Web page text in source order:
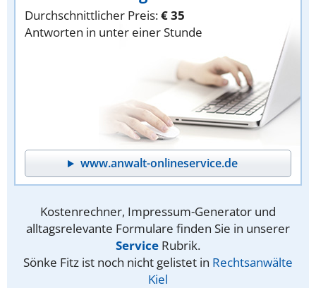
Durchschnittlicher Preis:€ 35
Antworten in unter einer Stunde
www.anwalt-onlineservice.de
Kostenrechner, Impressum-Generator und
alltagsrelevante Formulare finden Sie in unserer
Service Rubrik.
Sönke Fitz ist noch nicht gelistet in Rechtsanwälte
Kiel